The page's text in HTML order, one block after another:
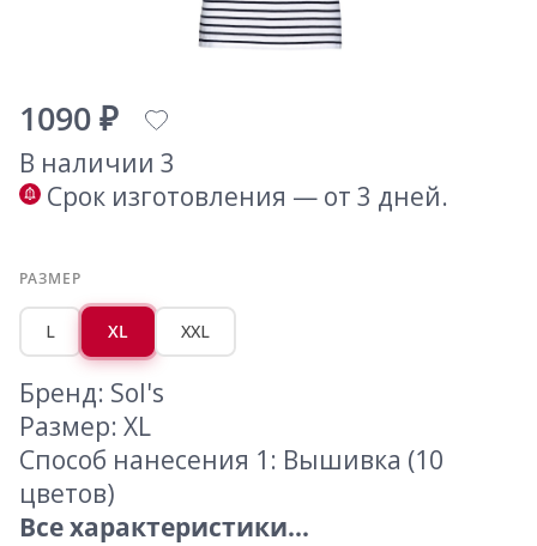
1090 ₽
В наличии 3
Срок изготовления — от 3 дней.
РАЗМЕР
L XL XXL
Бренд: Sol's
Размер: XL
Способ нанесения 1: Вышивка (10
цветов)
Все характеристики...